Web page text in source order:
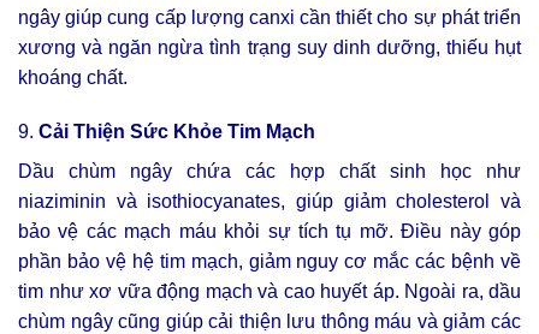
ngây giúp cung cấp lượng canxi cần thiết cho sự phát triển
xương và ngăn ngừa tình trạng suy dinh dưỡng, thiếu hụt
khoáng chất.
9. Cải Thiện Sức Khỏe Tim Mạch
Dầu chùm ngây chứa các hợp chất sinh học như
niaziminin và isothiocyanates, giúp giảm cholesterol và
bảo vệ các mạch máu khỏi sự tích tụ mỡ. Điều này góp
phần bảo vệ hệ tim mạch, giảm nguy cơ mắc các bệnh về
tim như xơ vữa động mạch và cao huyết áp. Ngoài ra, dầu
chùm ngây cũng giúp cải thiện lưu thông máu và giảm các